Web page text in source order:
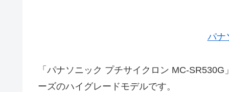
パナ
「パナソニック プチサイクロン MC-
ーズのハイグレードモデルです。